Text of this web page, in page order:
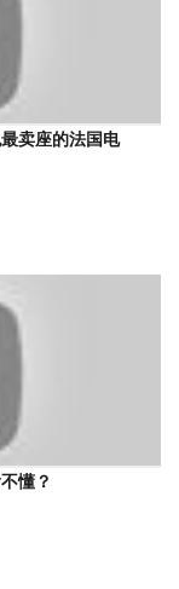
卖座的法国电
懂？